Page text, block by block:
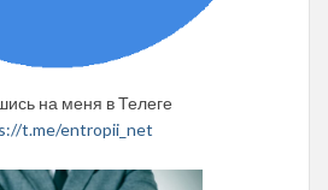
на меня в Телеге
t.me/entropii_net